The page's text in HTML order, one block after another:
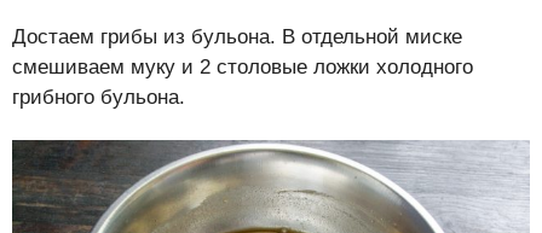
Достаем грибы из бульона. В отдельной миске
смешиваем муку и 2 столовые ложки холодного
грибного бульона.